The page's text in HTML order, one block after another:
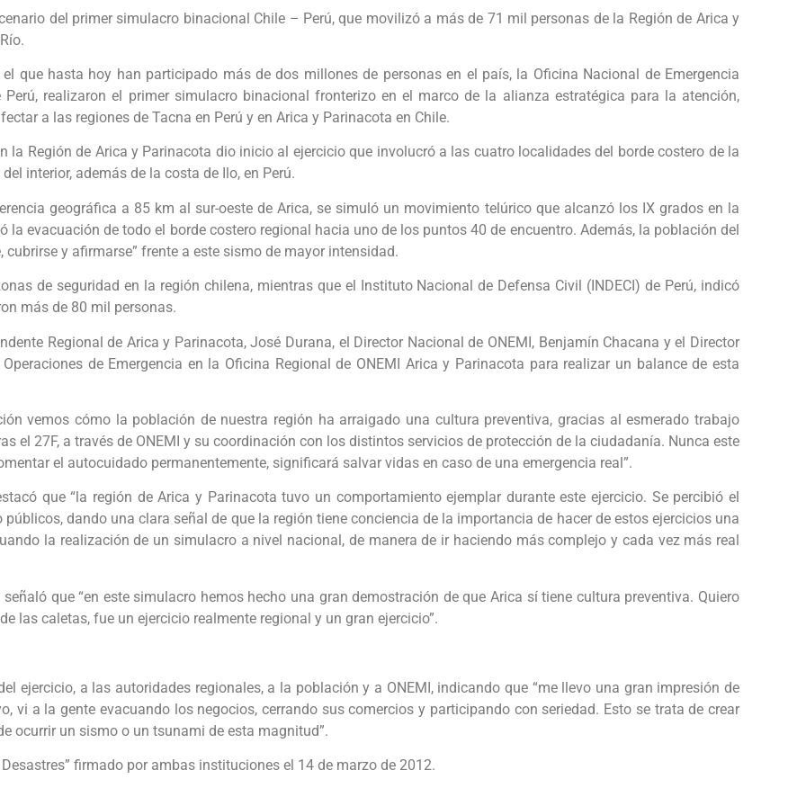
del primer simulacro binacional Chile – Perú, que movilizó a más de 71 mil personas de la Región de Arica y
que hasta hoy han participado más de dos millones de personas en el país, la Oficina Nacional de Emergencia
realizaron el primer simulacro binacional fronterizo en el marco de la alianza estratégica para la atención,
a las regiones de Tacna en Perú y en Arica y Parinacota en Chile.
la Región de Arica y Parinacota dio inicio al ejercicio que involucró a las cuatro localidades del borde costero de la
interior, además de la costa de Ilo, en Perú.
geográfica a 85 km al sur-oeste de Arica, se simuló un movimiento telúrico que alcanzó los IX grados en la
la evacuación de todo el borde costero regional hacia uno de los puntos 40 de encuentro. Además, la población del
y afirmarse” frente a este sismo de mayor intensidad.
de seguridad en la región chilena, mientras que el Instituto Nacional de Defensa Civil (INDECI) de Perú, indicó
más de 80 mil personas.
Regional de Arica y Parinacota, José Durana, el Director Nacional de ONEMI, Benjamín Chacana y el Director
de Emergencia en la Oficina Regional de ONEMI Arica y Parinacota para realizar un balance de esta
vemos cómo la población de nuestra región ha arraigado una cultura preventiva, gracias al esmerado trabajo
el 27F, a través de ONEMI y su coordinación con los distintos servicios de protección de la ciudadanía. Nunca este
el autocuidado permanentemente, significará salvar vidas en caso de una emergencia real”.
que “la región de Arica y Parinacota tuvo un comportamiento ejemplar durante este ejercicio. Se percibió el
dando una clara señal de que la región tiene conciencia de la importancia de hacer de estos ejercicios una
la realización de un simulacro a nivel nacional, de manera de ir haciendo más complejo y cada vez más real
que “en este simulacro hemos hecho una gran demostración de que Arica sí tiene cultura preventiva. Quiero
las caletas, fue un ejercicio realmente regional y un gran ejercicio”.
ejercicio, a las autoridades regionales, a la población y a ONEMI, indicando que “me llevo una gran impresión de
vi a la gente evacuando los negocios, cerrando sus comercios y participando con seriedad. Esto se trata de crear
ocurrir un sismo o un tsunami de esta magnitud”.
firmado por ambas instituciones el 14 de marzo de 2012.